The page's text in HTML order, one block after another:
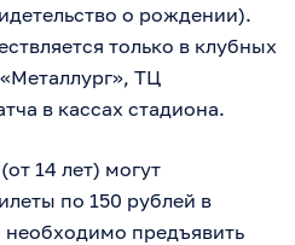
о рождении).
только в клубных
ТЦ
в кассах стадиона.
(от 14 лет) могут
по 150 рублей в
необходимо предъявить